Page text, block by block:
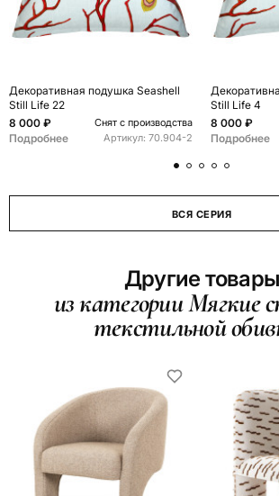
Декоративная подушка Seashell
Still Life 22
8 000 ₽
Снят с производства
Подробнее Артикул: 70.904-2
Still Life 4
8 000 ₽
Подробнее
ВСЯ СЕРИЯ
Другие товары
из категории Мягкие
текстильной